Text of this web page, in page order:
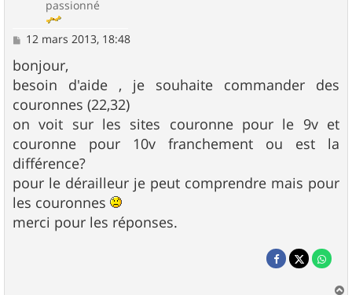
passionné
M
s
s
a
g
e
12 mars 2013, 18:48
bonjour,
besoin d'aide , je souhaite commander des
couronnes (22,32)
on voit sur les sites couronne pour le 9v et
couronne pour 10v franchement ou est la
différence?
pour le dérailleur je peut comprendre mais pour
les couronnes
merci pour les réponses.